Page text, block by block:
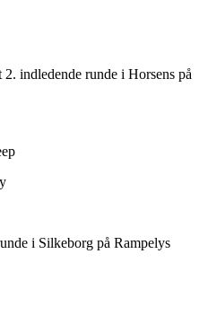
indledende runde i Horsens på
i Silkeborg på Rampelys